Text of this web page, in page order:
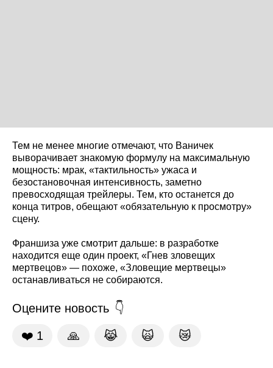
Тем не менее многие отмечают, что Ваничек
выворачивает знакомую формулу на максимальную
мощность: мрак, «тактильность» ужаса и
безостановочная интенсивность, заметно
превосходящая трейлеры. Тем, кто останется до
конца титров, обещают «обязательную к просмотру»
сцену.
Франшиза уже смотрит дальше: в разработке
находится еще один проект, «Гнев зловещих
мертвецов» — похоже, «Зловещие мертвецы»
останавливаться не собираются.
Оцените новость
❤️ 1 🙏 😹 🙀 😿